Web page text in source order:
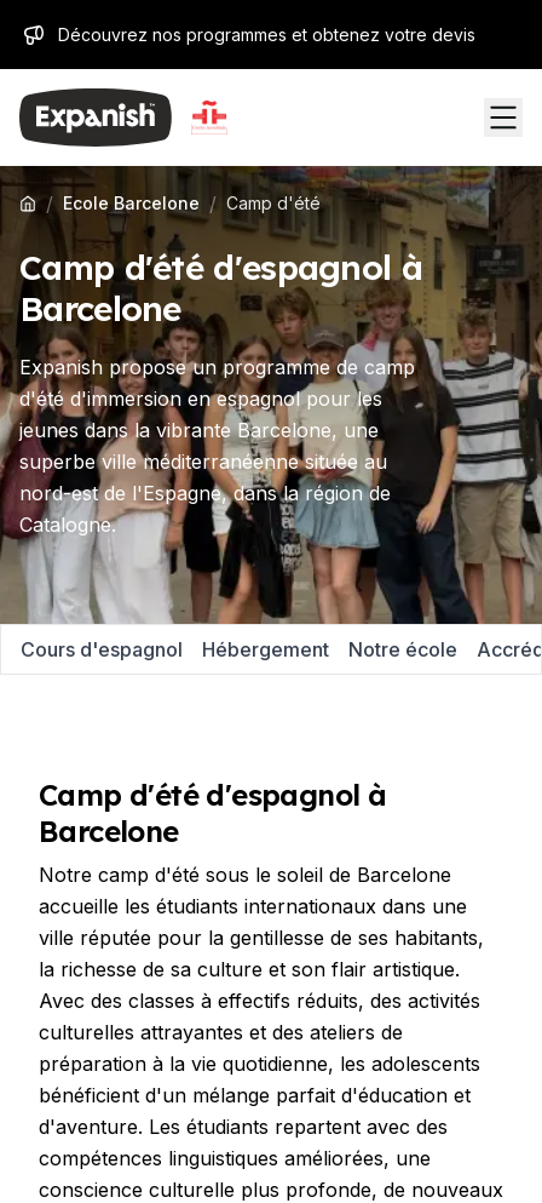
Découvrez nos programmes et obtenez votre devis
/ Ecole Barcelone / Camp d'été
Camp d'été d'espagnol à
Barcelone
Expanish propose un programme de camp
d'été d'immersion en espagnol pour les
jeunes dans la vibrante Barcelone, une
superbe ville méditerranéenne située au
nord-est de l'Espagne, dans la région de
Catalogne.
Cours d'espagnol Hébergement Notre école
Camp d'été d'espagnol à
Barcelone
Notre camp d'été sous le soleil de Barcelone
accueille les étudiants internationaux dans une
ville réputée pour la gentillesse de ses habitants,
la richesse de sa culture et son flair artistique.
Avec des classes à effectifs réduits, des activités
culturelles attrayantes et des ateliers de
préparation à la vie quotidienne, les adolescents
bénéficient d'un mélange parfait d'éducation et
d'aventure. Les étudiants repartent avec des
compétences linguistiques améliorées, une
conscience culturelle plus profonde, de nouveaux